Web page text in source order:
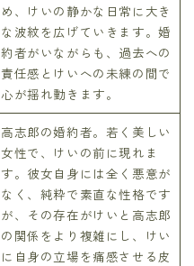
め、けいの静かな日常に大き
な波紋を広げていきます。婚
約者がいながらも、過去への
責任感とけいへの未練の間で
心が揺れ動きます。
高志郎の婚約者。若く美しい
女性で、けいの前に現れま
す。彼女自身には全く悪意が
なく、純粋で素直な性格です
が、その存在がけいと高志郎
の関係をより複雑にし、けい
に自身の立場を痛感させる皮